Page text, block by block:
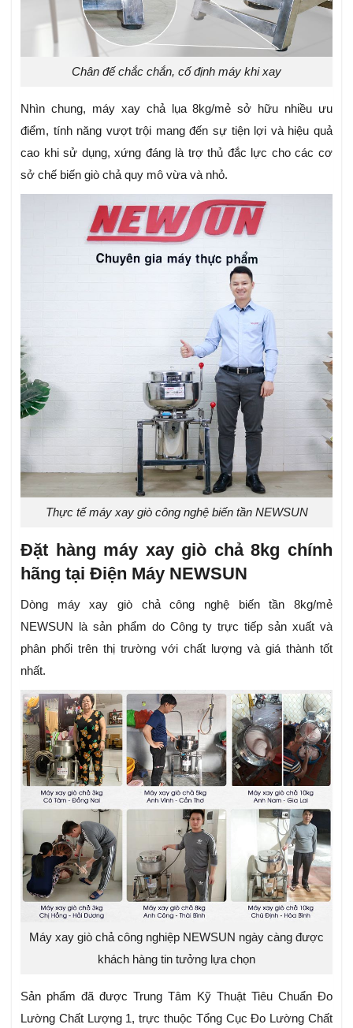
Chân đế chắc chắn, cố định máy khi xay
Nhìn chung, máy xay chả lụa 8kg/mẻ sở hữu nhiều ưu
điểm, tính năng vượt trội mang đến sự tiện lợi và hiệu quả
cao khi sử dụng, xứng đáng là trợ thủ đắc lực cho các cơ
sở chế biến giò chả quy mô vừa và nhỏ.
Thực tế máy xay giò công nghệ biến tần NEWSUN
Đặt hàng máy xay giò chả 8kg chính
hãng tại Điện Máy NEWSUN
Dòng máy xay giò chả công nghệ biến tần 8kg/mẻ
NEWSUN là sản phẩm do Công ty trực tiếp sản xuất và
phân phối trên thị trường với chất lượng và giá thành tốt
nhất.
Máy xay giò chả công nghiệp NEWSUN ngày càng được
khách hàng tin tưởng lựa chọn
Sản phẩm đã được Trung Tâm Kỹ Thuật Tiêu Chuẩn Đo
Lường Chất Lượng 1, trực thuộc Tổng Cục Đo Lường Chất